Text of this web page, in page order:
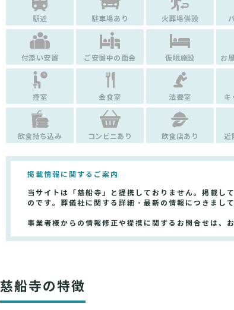
駅近 駐車場あり 火葬場併設
付添い安置 ご安置中の面会 仮眠施設 お
控室 会食室 法要室 キ
飲食持ち込み コンビニあり 飲食店あり 近
掲載情報に関するご案内
当サイトは「慈船寺」と提携しておりません。掲載し
のです。葬儀社に関する詳細・最新の情報につきまし
事業者様からの情報修正や提携に関するお問合せは、
慈船寺の特徴